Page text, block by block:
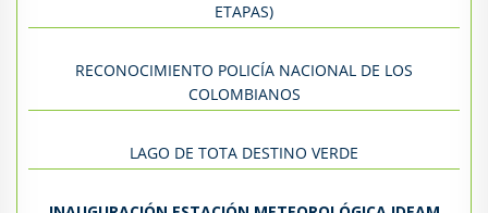
ETAPAS)
RECONOCIMIENTO POLICÍA NACIONAL DE LOS
COLOMBIANOS
LAGO DE TOTA DESTINO VERDE